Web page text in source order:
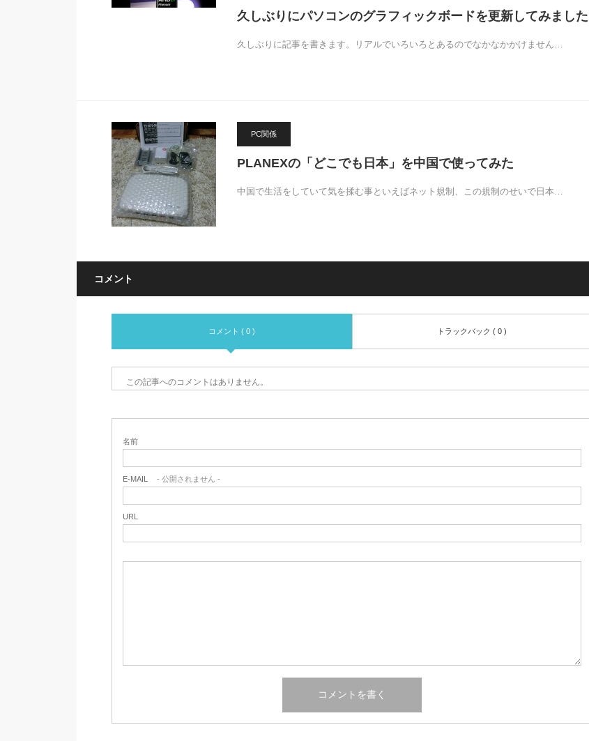
久しぶりにパソコンのグラフィックボードを更新してみました
久しぶりに記事を書きます。リアルでいろいろとあるのでなかなかかけません…
PC関係
PLANEXの「どこでも日本」を中国で使ってみた
中国で生活をしていて気を揉む事といえばネット規制、この規制のせいで日本…
コメント
コメント ( 0 ) トラックバック ( 0 )
この記事へのコメントはありません。
名前
E-MAIL - 公開されません -
URL